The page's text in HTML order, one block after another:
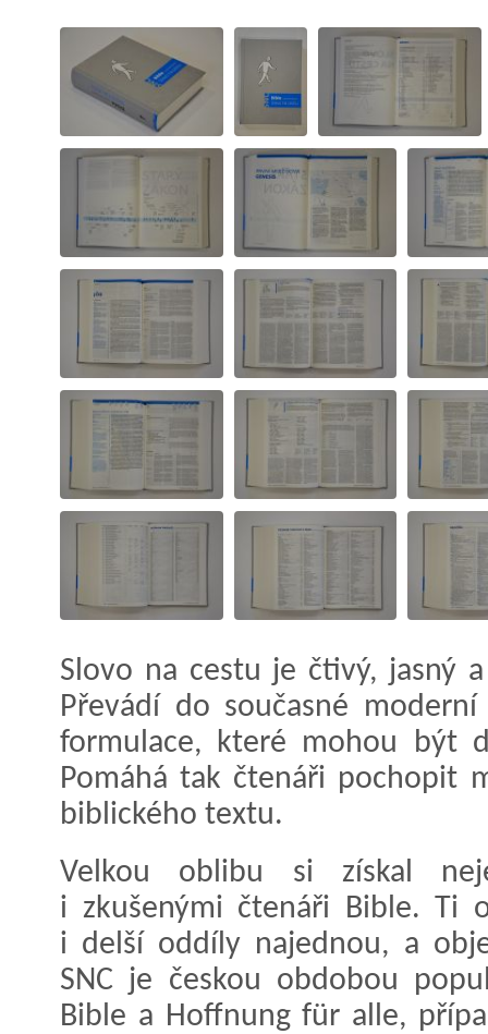
Slovo na cestu je čtivý, jasný
Převádí do současné
formulace, které mohou být
Pomáhá tak čtenáři pochopit
biblického textu.
Velkou oblibu si získal
i zkušenými čtenáři Bible. Ti
i delší oddíly najednou, a
SNC je českou obdobou
Bible a Hoffnung für alle,